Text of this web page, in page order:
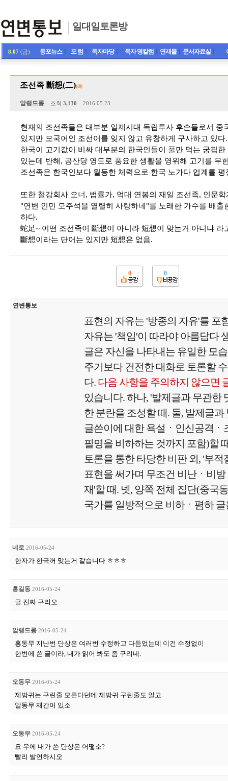
일대일토론방
8.07 (금) 동포뉴스ㅣ 포 럼 독자마당ㅣ 독자 명칼럼 연재물ㅣ 문서자료실
조선족 斷想(二)(10)
알랭드롱 조회 3,130 2016.05.23
현재의 조선족들은 대부분 일제시대 독립투사 후손들로서 중
있지만 모국어인 조선어를 잊지 않고 유창하게 구사하고 있다.
한국이 고기값이 비싸 대부분의 한국인들이 풀만 먹는 궁핍한
있는데 반해, 공산당 영도로 풍요한 생활을 영위해 고기를 무
조선족은 한국인보다 월등한 체력으로 한국 노가다 업계를 평
또한 철강회사 오너, 법률가, 억대 연봉의 재일 조선족, 인문
"연변 인민 모주석을 열렬히 사랑하네"를 노래한 가수를 배출
하다.
蛇足~ 어떤 조선족이 斷想이 아니라 短想이 맞는거 아니냐 라
斷想이라는 단어는 있지만 短想은 없음.
0 0
연변통보
표현의 자유는 '방종의 자유'를 포
자유는 '책임'이 따라야 아름답다
글은 자신을 나타내는 유일한 모
주기보다 건전한 대화로 토론할
다. 다음 사항을 주의하지 않으면
있습니다. 하나, '발제글과 무관한
한 분란을 조성할 때. 둘, 발제글
글쓴이에 대한 욕설ㆍ인신공격ㆍ
필명을 비하하는 것까지 포함)할
토론을 통한 타당한 비판 외, '부
표현을 써가며 무조건 비난ㆍ비
재'할 때. 넷, 양쪽 전체 집단(중국
국가를 일방적으로 비하ㆍ폄하 글
네로 2016-05-24
한자가 한국꺼 맞는거 같습니다 ㅎㅎㅎ
홍길동 2016-05-24
글 진짜 구리오
알랭드롱 2016-05-24
홍동무 지난번 단상은 여러번 수정하고 다듬었는데 이건 수정없이
한번에 쓴 글이라, 내가 읽어 봐도 좀 구리네.
오동무 2016-05-24
제방귀는 구린줄 모른다던데 제방귀 구린줄도 알고..
알동무 재간이 있소
오동무 2016-05-24
요 우에 내가 쓴 단상은 어떻소?
빨리 발언하시오